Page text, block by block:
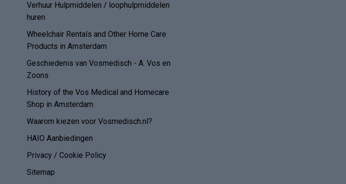
Verhuur Hulpmiddelen / loophulpmiddelen
huren
Wheelchair Rentals and Other Home Care
Products in Amsterdam
Geschiedenis van Vosmedisch - A. Vos en
Zoons
History of the Vos Medical and Homecare
Shop in Amsterdam
Waarom kiezen voor Vosmedisch.nl?
HAIO Aanbiedingen
Privacy / Cookie Policy
Sitemap